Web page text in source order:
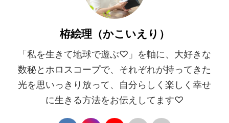
栫絵理（かこいえり）
「私を生きて地球で遊ぶ♡」を軸に、大好きな
数秘とホロスコープで、それぞれが持ってきた
光を思いっきり放って、自分らしく楽しく幸せ
に生きる方法をお伝えしてます♡